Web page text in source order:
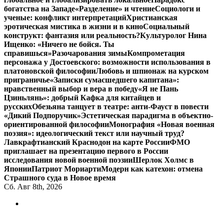
богатства на Западе«Разделение» и чтениеСоциологи и
ученые: конфликт интерпретацийХристианская
эротическая мистика в жизни и в киноСоциальный
конструкт: фантазия или реальность?Культуролог Нина
Ищенко: «Ничего не бойся. Ты
справишься»Разочарования зимыКомпрометация
персонажа у Достоевского: возможности использования в
платоновской философииЛюбовь и шпионаж на курском
приграничье«Записки сумасшедшего капитана»:
нравственный выбор и вера в победу«Я не Пань
Цзиньлянь»: добрый Кафка для китайцев и
русскихОбезьяна танцует в театре: анти-Фауст в повести
«Дикий Подпоручик»Эстетическая парадигма в объектно-
ориентированной философииМонография «Новая военная
поэзия»: идеологический текст или научный труд?
Лавкрафтианский Краснодон на карте РоссииФМО
приглашает на презентацию первого в России
исследования новой военной поэзииШерлок Холмс в
ЯпонииПатриот МориартиМодерн как катехон: отмена
Страшного суда в Новое время
Сб. Авг 8th, 2026